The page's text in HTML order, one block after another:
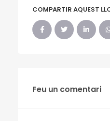
COMPARTIR AQUEST
Feu un comentari